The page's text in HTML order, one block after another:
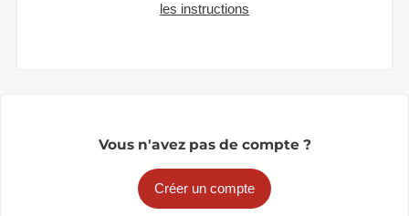
les instructions
Vous n'avez pas de compte ?
Créer un compte